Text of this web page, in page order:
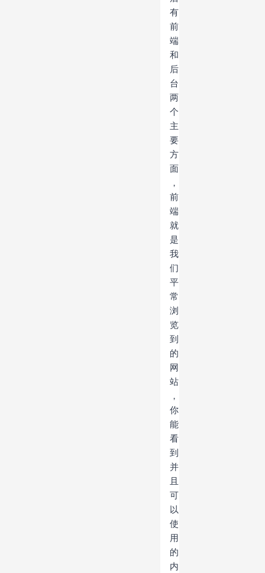
有
前
端
和
后
台
两
个
主
要
方
面
，
前
端
就
是
我
们
平
常
浏
览
到
的
网
站
，
你
能
看
到
并
且
可
以
使
用
的
内